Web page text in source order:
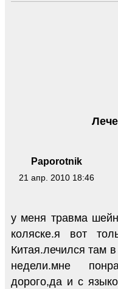
Paporotnik
21 апр. 2010 18:46
у меня травма
коляске.я вот
Китая.лечился там
недели.мне
дорого,да и с